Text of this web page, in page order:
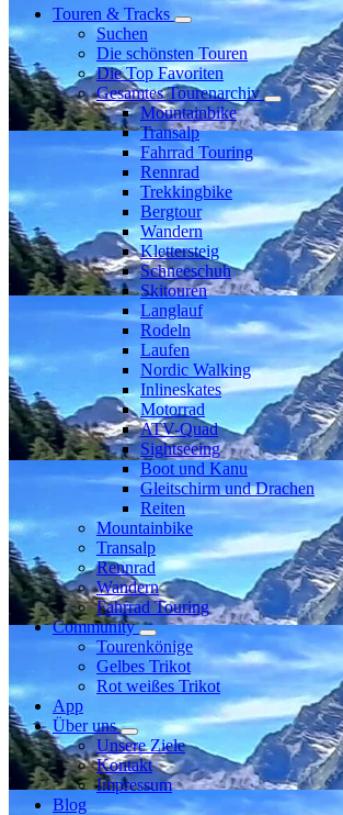
Touren & Tracks
Suchen
Die schönsten Touren
Die Top Favoriten
Gesamtes Tourenarchiv
Mountainbike
Transalp
Fahrrad Touring
Rennrad
Trekkingbike
Bergtour
Wandern
Klettersteig
Schneeschuh
Skitouren
Langlauf
Rodeln
Laufen
Nordic Walking
Inlineskates
Motorrad
ATV-Quad
Sightseeing
Boot und Kanu
Gleitschirm und Drachen
Reiten
Mountainbike
Transalp
Rennrad
Wandern
Fahrrad Touring
Community
Tourenkönige
Gelbes Trikot
Rot weißes Trikot
App
Über uns
Unsere Ziele
Kontakt
Impressum
Blog